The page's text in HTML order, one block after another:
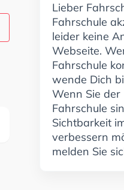
Lieber
Fahrschule
leider keine
Webseite.
Fahrschule
wende Dich
Wenn Sie
Fahrschule
Sichtbarkeit
verbessern
melden Sie